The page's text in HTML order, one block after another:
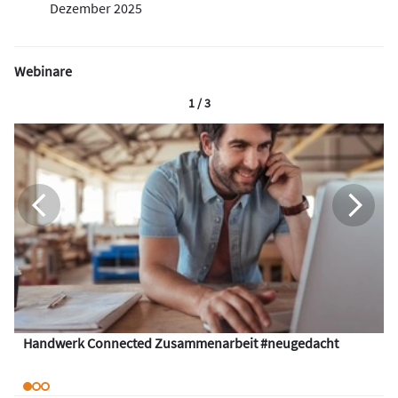
Dezember 2025
Webinare
Handwerk Connected Zusammenarbeit #neugedacht
1 / 3